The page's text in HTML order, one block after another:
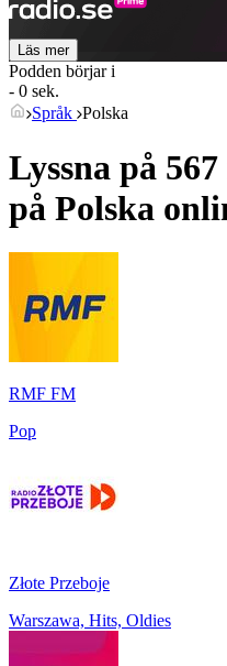
Läs mer
Podden börjar i
- 0 sek.
Språk Polska
Lyssna på
på Polska
RMF FM
Pop
Złote Przeboje
Warszawa, Hits, Oldies